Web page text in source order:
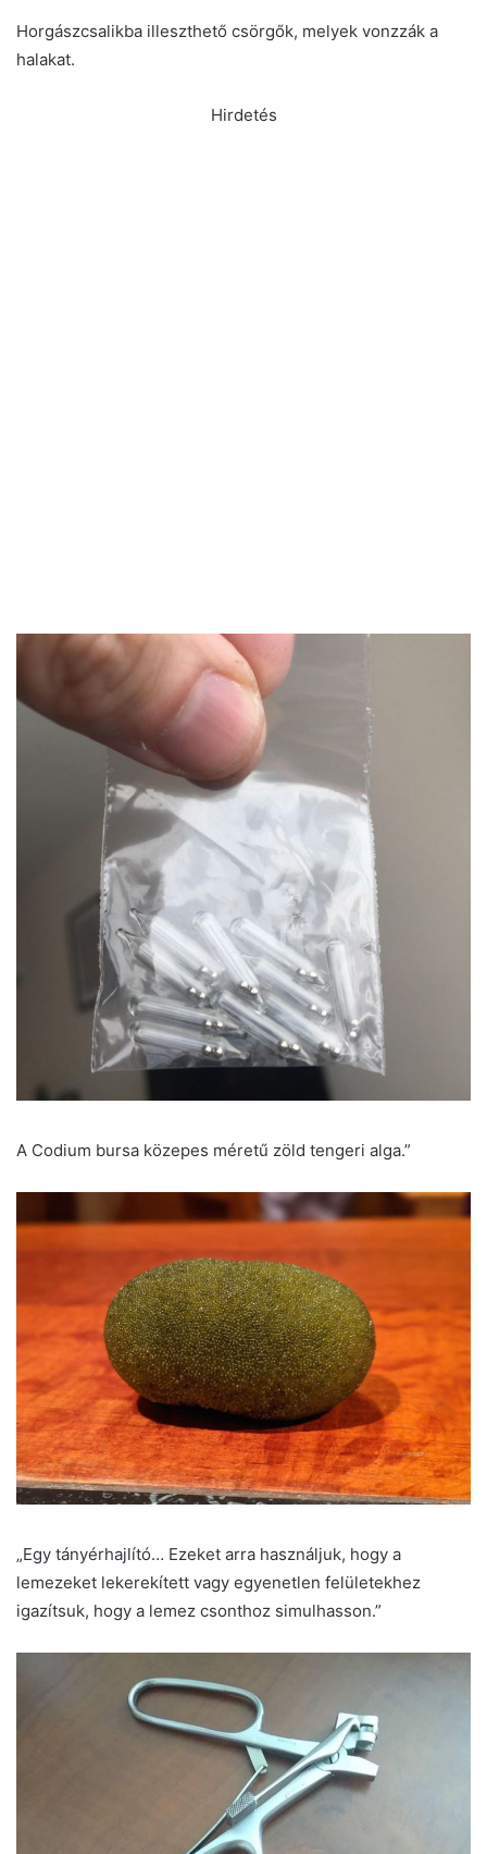
Horgászcsalikba illeszthető csörgők, melyek vonzzák a
halakat.
Hirdetés
A Codium bursa közepes méretű zöld tengeri alga.”
„Egy tányérhajlító… Ezeket arra használjuk, hogy a
lemezeket lekerekített vagy egyenetlen felületekhez
igazítsuk, hogy a lemez csonthoz simulhasson.”